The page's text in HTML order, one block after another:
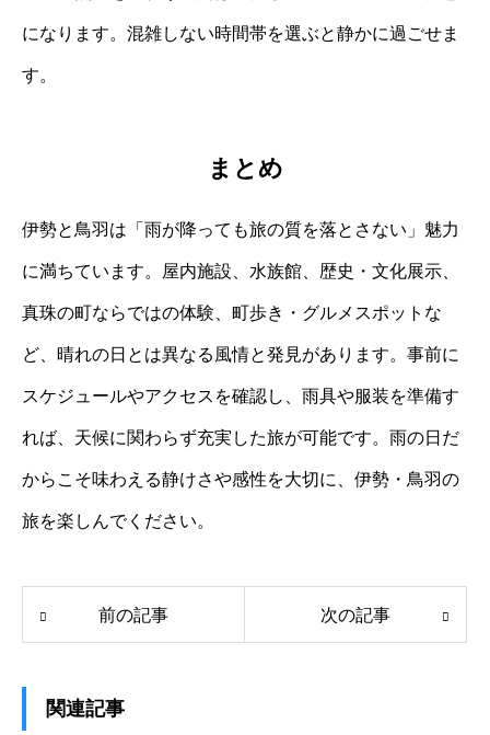
になります。混雑しない時間帯を選ぶと静かに過ごせま
す。
まとめ
伊勢と鳥羽は「雨が降っても旅の質を落とさない」魅力
に満ちています。屋内施設、水族館、歴史・文化展示、
真珠の町ならではの体験、町歩き・グルメスポットな
ど、晴れの日とは異なる風情と発見があります。事前に
スケジュールやアクセスを確認し、雨具や服装を準備す
れば、天候に関わらず充実した旅が可能です。雨の日だ
からこそ味わえる静けさや感性を大切に、伊勢・鳥羽の
旅を楽しんでください。
前の記事 次の記事
関連記事